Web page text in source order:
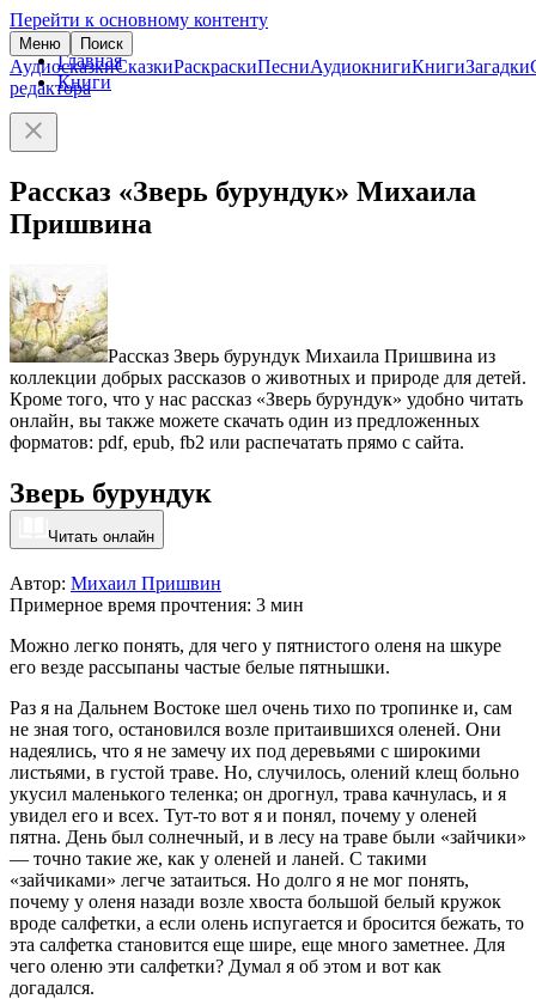
Перейти к основному контенту
Меню Поиск
АудиосказкиСказкиРаскраскиПесниАудиокнигиКнигиЗагадки
редактора
Главная
Книги
Рассказ «Зверь бурундук» Михаила
Пришвина
Рассказ Зверь бурундук Михаила Пришвина из
коллекции добрых рассказов о животных и природе для детей.
Кроме того, что у нас рассказ «Зверь бурундук» удобно читать
онлайн, вы также можете скачать один из предложенных
форматов: pdf, epub, fb2 или распечатать прямо с сайта.
Зверь бурундук
Читать онлайн
Автор: Михаил Пришвин
Примерное время прочтения: 3 мин
Можно легко понять, для чего у пятнистого оленя на шкуре
его везде рассыпаны частые белые пятнышки.
Раз я на Дальнем Востоке шел очень тихо по тропинке и, сам
не зная того, остановился возле притаившихся оленей. Они
надеялись, что я не замечу их под деревьями с широкими
листьями, в густой траве. Но, случилось, олений клещ больно
укусил маленького теленка; он дрогнул, трава качнулась, и я
увидел его и всех. Тут-то вот я и понял, почему у оленей
пятна. День был солнечный, и в лесу на траве были «зайчики»
— точно такие же, как у оленей и ланей. С такими
«зайчиками» легче затаиться. Но долго я не мог понять,
почему у оленя назади возле хвоста большой белый кружок
вроде салфетки, а если олень испугается и бросится бежать, то
эта салфетка становится еще шире, еще много заметнее. Для
чего оленю эти салфетки? Думал я об этом и вот как
догадался.